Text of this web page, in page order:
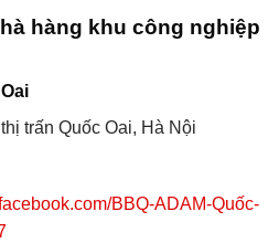
hàng khu công nghiệp
trấn Quốc Oai, Hà Nội
BBQ-ADAM-Quốc-